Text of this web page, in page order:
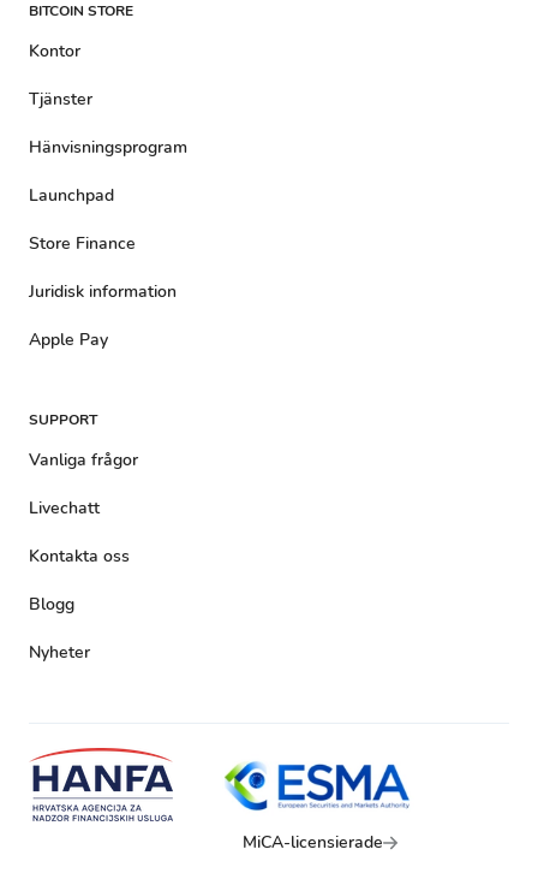
BITCOIN STORE
Kontor
Tjänster
Hänvisningsprogram
Launchpad
Store Finance
Juridisk information
Apple Pay
SUPPORT
Vanliga frågor
Livechatt
Kontakta oss
Blogg
Nyheter
MiCA-licensierade